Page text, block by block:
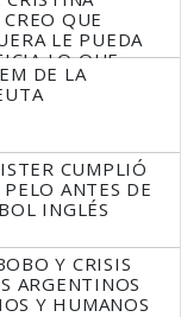
QUE
LE PUEDA
LO QUE
DE LA
CUMPLIÓ
ANTES DE
INGLÉS
Y CRISIS
ARGENTINOS
Y HUMANOS